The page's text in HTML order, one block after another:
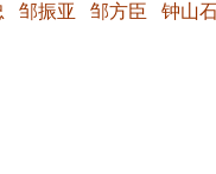
邹振亚 邹方臣 钟山